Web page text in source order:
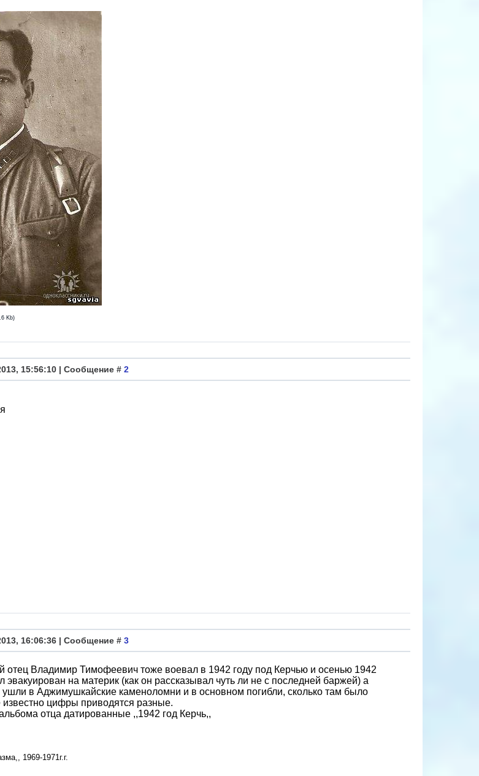
Kb)
15:56:10 | Сообщение # 2
16:06:36 | Сообщение # 3
отец Владимир Тимофеевич тоже воевал в 1942 году под Керчью и осенью 1942
эвакуирован на материк (как он рассказывал чуть ли не с последней баржей) а
в Аджимушкайские каменоломни и в основном погибли, сколько там было
известно цифры приводятся разные.
отца датированные ,,1942 год Керчь,,
1969-1971г.г.